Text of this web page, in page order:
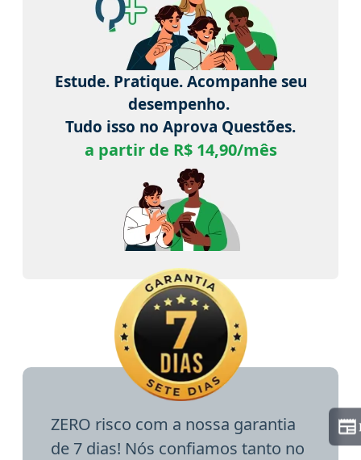
Estude. Pratique. Acompanhe seu
desempenho.
Tudo isso no Aprova Questões.
a partir de R$ 14,90/mês
ZERO risco com a nossa garantia
de 7 dias! Nós confiamos tanto no